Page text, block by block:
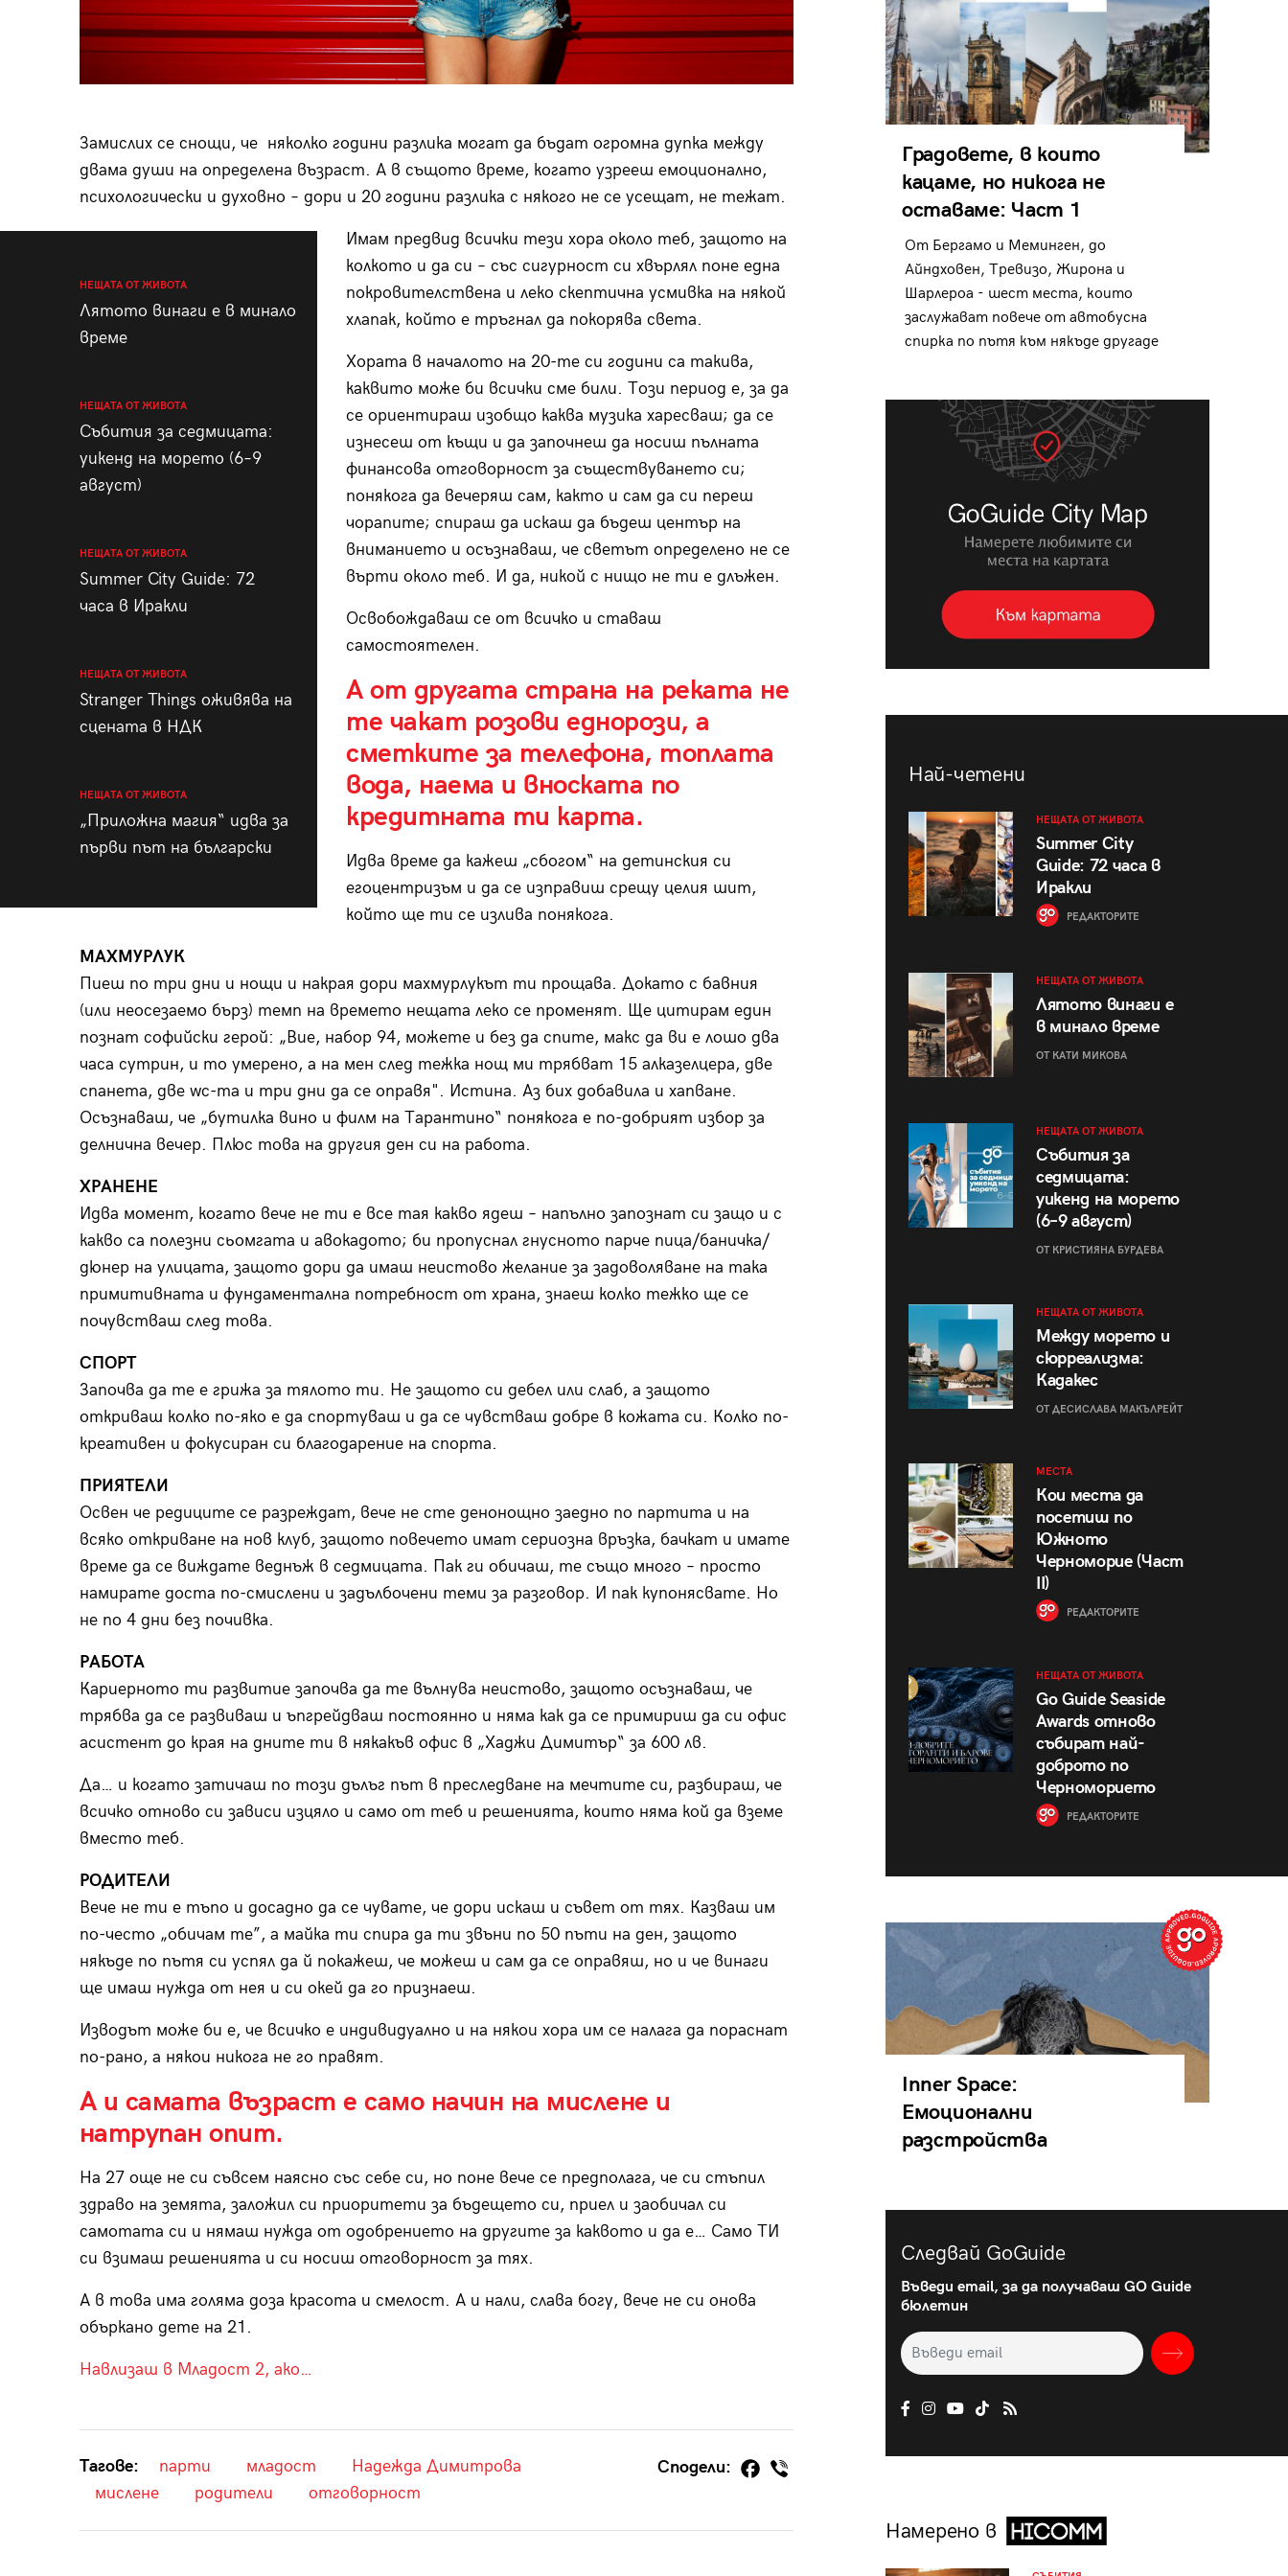
Замислих се снощи, че няколко години разлика могат да бъдат огромна дупка между
двама души на определена възраст. А в същото време, когато узрееш емоционално,
психологически и духовно – дори и 20 години разлика с някого не се усещат, не тежат.
НЕЩАТА ОТ ЖИВОТА
Лятото винаги е в минало
време
НЕЩАТА ОТ ЖИВОТА
Събития за седмицата:
уикенд на морето (6–9
август)
НЕЩАТА ОТ ЖИВОТА
Summer City Guide: 72
часа в Иракли
НЕЩАТА ОТ ЖИВОТА
Stranger Things оживява на
сцената в НДК
НЕЩАТА ОТ ЖИВОТА
„Приложна магия“ идва за
първи път на български
Имам предвид всички тези хора около теб, защото на
колкото и да си – със сигурност си хвърлял поне една
покровителствена и леко скептична усмивка на някой
хлапак, който е тръгнал да покорява света.
Хората в началото на 20-те си години са такива,
каквито може би всички сме били. Този период е, за да
се ориентираш изобщо каква музика харесваш; да се
изнесеш от къщи и да започнеш да носиш пълната
финансова отговорност за съществуването си;
понякога да вечеряш сам, както и сам да си переш
чорапите; спираш да искаш да бъдеш център на
вниманието и осъзнаваш, че светът определено не се
върти около теб. И да, никой с нищо не ти е длъжен.
Освобождаваш се от всичко и ставаш
самостоятелен.
А от другата страна на реката не
те чакат розови еднорози, а
сметките за телефона, топлата
вода, наема и вноската по
кредитната ти карта.
Идва време да кажеш „сбогом“ на детинския си
егоцентризъм и да се изправиш срещу целия шит,
който ще ти се излива понякога.
МАХМУРЛУК
Пиеш по три дни и нощи и накрая дори махмурлукът ти прощава. Докато с бавния
(или неосезаемо бърз) темп на времето нещата леко се променят. Ще цитирам един
познат софийски герой: „Вие, набор 94, можете и без да спите, макс да ви е лошо два
часа сутрин, и то умерено, а на мен след тежка нощ ми трябват 15 алказелцера, две
спанета, две wc-та и три дни да се оправя". Истина. Аз бих добавила и хапване.
Осъзнаваш, че „бутилка вино и филм на Тарантино“ понякога е по-добрият избор за
делнична вечер. Плюс това на другия ден си на работа.
ХРАНЕНЕ
Идва момент, когато вече не ти е все тая какво ядеш – напълно запознат си защо и с
какво са полезни сьомгата и авокадото; би пропуснал гнусното парче пица/баничка/
дюнер на улицата, защото дори да имаш неистово желание за задоволяване на така
примитивната и фундаментална потребност от храна, знаеш колко тежко ще се
почувстваш след това.
СПОРТ
Започва да те е грижа за тялото ти. Не защото си дебел или слаб, а защото
откриваш колко по-яко е да спортуваш и да се чувстваш добре в кожата си. Колко по-
креативен и фокусиран си благодарение на спорта.
ПРИЯТЕЛИ
Освен че редиците се разреждат, вече не сте денонощно заедно по партита и на
всяко откриване на нов клуб, защото повечето имат сериозна връзка, бачкат и имате
време да се виждате веднъж в седмицата. Пак ги обичаш, те също много – просто
намирате доста по-смислени и задълбочени теми за разговор. И пак купонясвате. Но
не по 4 дни без почивка.
РАБОТА
Кариерното ти развитие започва да те вълнува неистово, защото осъзнаваш, че
трябва да се развиваш и ъпгрейдваш постоянно и няма как да се примириш да си офис
асистент до края на дните ти в някакъв офис в „Хаджи Димитър“ за 600 лв.
Да… и когато затичаш по този дълъг път в преследване на мечтите си, разбираш, че
всичко отново си зависи изцяло и само от теб и решенията, които няма кой да вземе
вместо теб.
РОДИТЕЛИ
Вече не ти е тъпо и досадно да се чувате, че дори искаш и съвет от тях. Казваш им
по-често „обичам те”, а майка ти спира да ти звъни по 50 пъти на ден, защото
някъде по пътя си успял да й покажеш, че можеш и сам да се оправяш, но и че винаги
ще имаш нужда от нея и си окей да го признаеш.
Изводът може би е, че всичко е индивидуално и на някои хора им се налага да пораснат
по-рано, а някои никога не го правят.
А и самата възраст е само начин на мислене и
натрупан опит.
На 27 още не си съвсем наясно със себе си, но поне вече се предполага, че си стъпил
здраво на земята, заложил си приоритети за бъдещето си, приел и заобичал си
самотата си и нямаш нужда от одобрението на другите за каквото и да е… Само ТИ
си взимаш решенията и си носиш отговорност за тях.
А в това има голяма доза красота и смелост. А и нали, слава богу, вече не си онова
объркано дете на 21.
Навлизаш в Младост 2, ако…
Тагове: парти младост
Надежда Димитрова
мислене
родители отговорност
Сподели:
Градовете, в които
кацаме, но никога не
оставаме: Част 1
От Бергамо и Меминген, до
Айндховен, Тревизо, Жирона и
Шарлероа - шест места, които
заслужават повече от автобусна
спирка по пътя към някъде другаде
Най-четени
НЕЩАТА ОТ ЖИВОТА
Summer City
Guide: 72 часа в
Иракли
РЕДАКТОРИТЕ
НЕЩАТА ОТ ЖИВОТА
Лятото винаги е
в минало време
ОТ КАТИ МИКОВА
НЕЩАТА ОТ ЖИВОТА
Събития за
седмицата:
уикенд на морето
(6–9 август)
ОТ КРИСТИЯНА БУРДЕВА
НЕЩАТА ОТ ЖИВОТА
Между морето и
сюрреализма:
Кадакес
ОТ ДЕСИСЛАВА МАКЪЛРЕЙТ
МЕСТА
Кои места да
посетиш по
Южното
Черноморие (Част
II)
РЕДАКТОРИТЕ
НЕЩАТА ОТ ЖИВОТА
Go Guide Seaside
Awards отново
събират най-
доброто по
Черноморието
РЕДАКТОРИТЕ
Inner Space:
Емоционални
разстройства
Следвай GoGuide
Въведи email, за да получаваш GO Guide
бюлетин
Намерено в